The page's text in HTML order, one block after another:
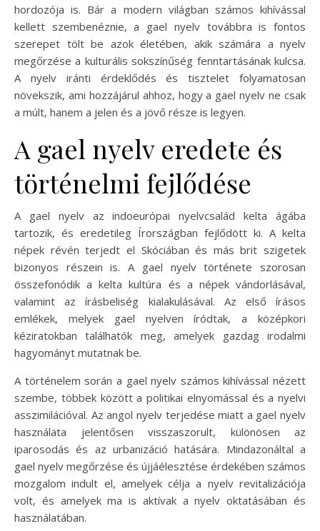
hordozója is. Bár a modern világban számos kihívással
kellett szembenéznie, a gael nyelv továbbra is fontos
szerepet tölt be azok életében, akik számára a nyelv
megőrzése a kulturális sokszínűség fenntartásának kulcsa.
A nyelv iránti érdeklődés és tisztelet folyamatosan
növekszik, ami hozzájárul ahhoz, hogy a gael nyelv ne csak
a múlt, hanem a jelen és a jövő része is legyen.
A gael nyelv eredete és
történelmi fejlődése
A gael nyelv az indoeurópai nyelvcsalád kelta ágába
tartozik, és eredetileg Írországban fejlődött ki. A kelta
népek révén terjedt el Skóciában és más brit szigetek
bizonyos részein is. A gael nyelv története szorosan
összefonódik a kelta kultúra és a népek vándorlásával,
valamint az írásbeliség kialakulásával. Az első írásos
emlékek, melyek gael nyelven íródtak, a középkori
kéziratokban találhatók meg, amelyek gazdag irodalmi
hagyományt mutatnak be.
A történelem során a gael nyelv számos kihívással nézett
szembe, többek között a politikai elnyomással és a nyelvi
asszimilációval. Az angol nyelv terjedése miatt a gael nyelv
használata jelentősen visszaszorult, különösen az
iparosodás és az urbanizáció hatására. Mindazonáltal a
gael nyelv megőrzése és újjáélesztése érdekében számos
mozgalom indult el, amelyek célja a nyelv revitalizációja
volt, és amelyek ma is aktívak a nyelv oktatásában és
használatában.